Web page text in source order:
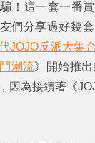
！這一套一番
們分享過好幾
JOJO反派大集
潮流》開始推
因為接續著《